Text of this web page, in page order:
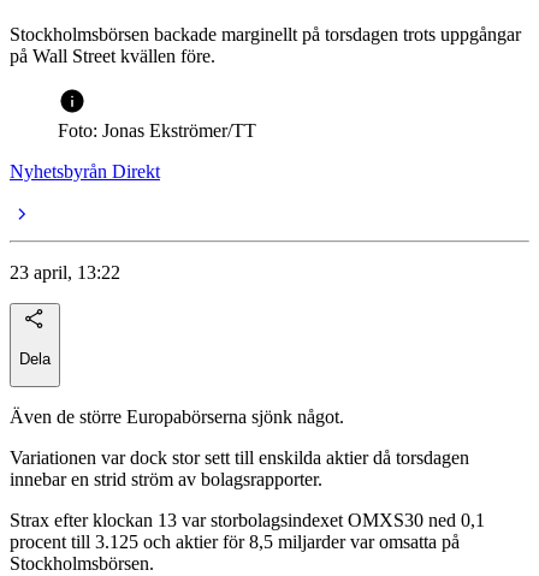
Stockholmsbörsen backade marginellt på torsdagen trots uppgångar
på Wall Street kvällen före.
Foto: Jonas Ekströmer/TT
Nyhetsbyrån Direkt
23 april, 13:22
Dela
Även de större Europabörserna sjönk något.
Variationen var dock stor sett till enskilda aktier då torsdagen
innebar en strid ström av bolagsrapporter.
Strax efter klockan 13 var storbolagsindexet OMXS30 ned 0,1
procent till 3.125 och aktier för 8,5 miljarder var omsatta på
Stockholmsbörsen.